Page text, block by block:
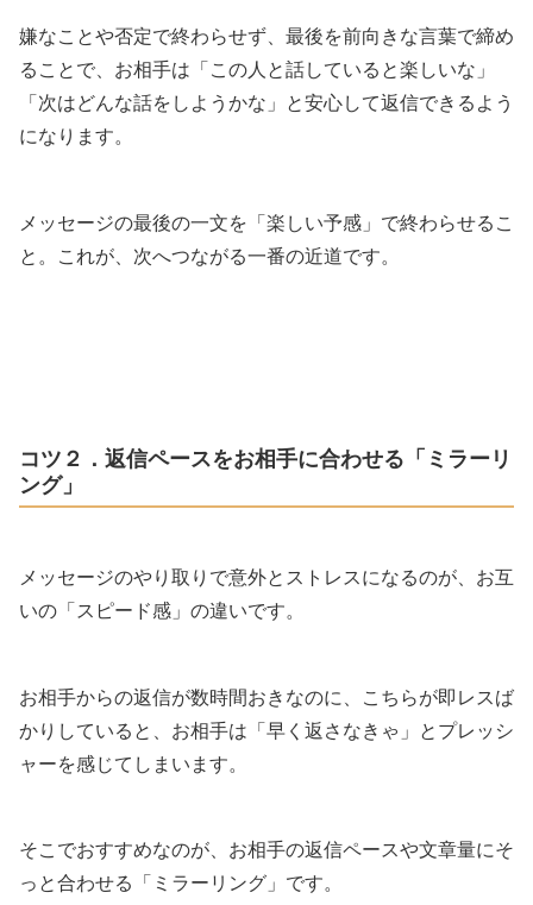
嫌なことや否定で終わらせず、最後を前向きな言葉で締め
ることで、お相手は「この人と話していると楽しいな」
「次はどんな話をしようかな」と安心して返信できるよう
になります。
メッセージの最後の一文を「楽しい予感」で終わらせるこ
と。これが、次へつながる一番の近道です。
コツ２．返信ペースをお相手に合わせる「ミラーリ
ング」
メッセージのやり取りで意外とストレスになるのが、お互
いの「スピード感」の違いです。
お相手からの返信が数時間おきなのに、こちらが即レスば
かりしていると、お相手は「早く返さなきゃ」とプレッシ
ャーを感じてしまいます。
そこでおすすめなのが、お相手の返信ペースや文章量にそ
っと合わせる「ミラーリング」です。